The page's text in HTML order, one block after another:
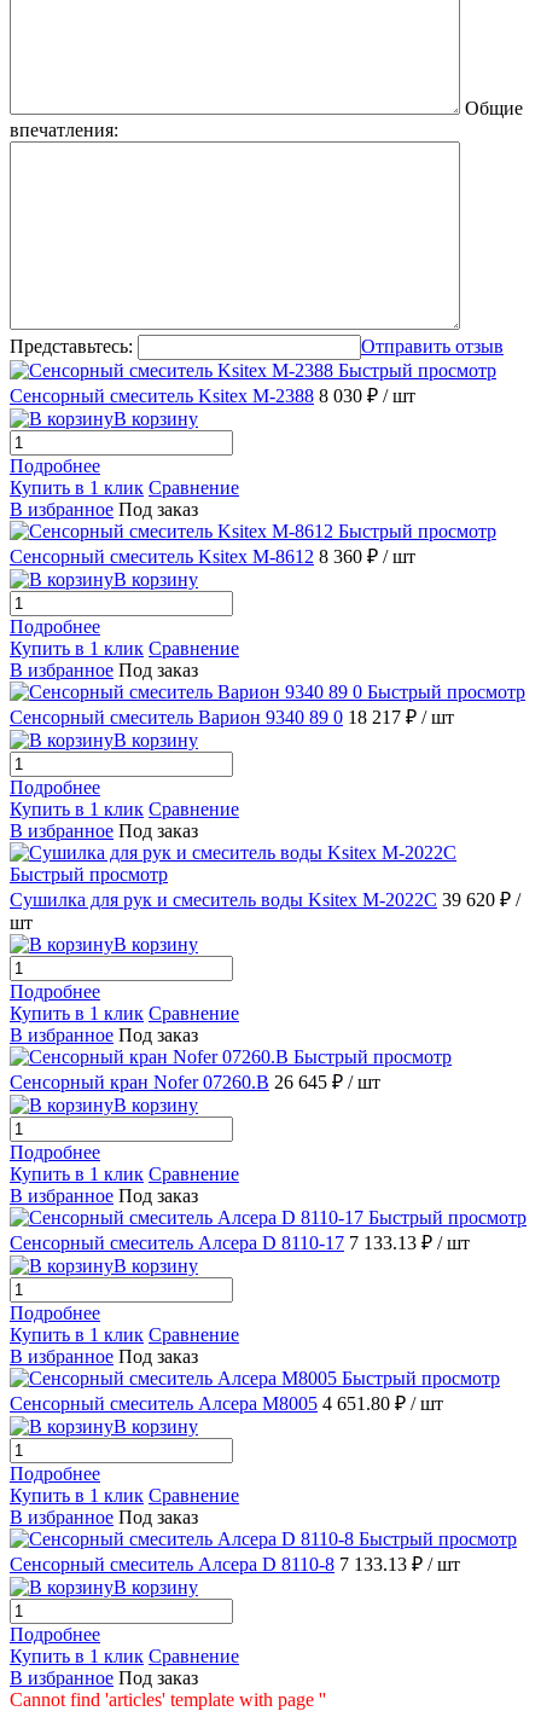
Общие
впечатления:
Представьтесь:
Отправить отзыв
Быстрый просмотр
Сенсорный смеситель Ksitex M-2388 8 030 ₽ / шт
В корзину
Подробнее
Купить в 1 клик Сравнение
В избранное Под заказ
Быстрый просмотр
Сенсорный смеситель Ksitex M-8612 8 360 ₽ / шт
В корзину
Подробнее
Купить в 1 клик Сравнение
В избранное Под заказ
Быстрый просмотр
Сенсорный смеситель Варион 9340 89 0 18 217 ₽ / шт
В корзину
Подробнее
Купить в 1 клик Сравнение
В избранное Под заказ
Быстрый просмотр
Сушилка для рук и смеситель воды Ksitex M-2022C 39 620 ₽ /
шт
В корзину
Подробнее
Купить в 1 клик Сравнение
В избранное Под заказ
Быстрый просмотр
Сенсорный кран Nofer 07260.B 26 645 ₽ / шт
В корзину
Подробнее
Купить в 1 клик Сравнение
В избранное Под заказ
Быстрый просмотр
Сенсорный смеситель Алсера D 8110-17 7 133.13 ₽ / шт
В корзину
Подробнее
Купить в 1 клик Сравнение
В избранное Под заказ
Быстрый просмотр
Сенсорный смеситель Алсера M8005 4 651.80 ₽ / шт
В корзину
Подробнее
Купить в 1 клик Сравнение
В избранное Под заказ
Быстрый просмотр
Сенсорный смеситель Алсера D 8110-8 7 133.13 ₽ / шт
В корзину
Подробнее
Купить в 1 клик Сравнение
В избранное Под заказ
Cannot find 'articles' template with page ''